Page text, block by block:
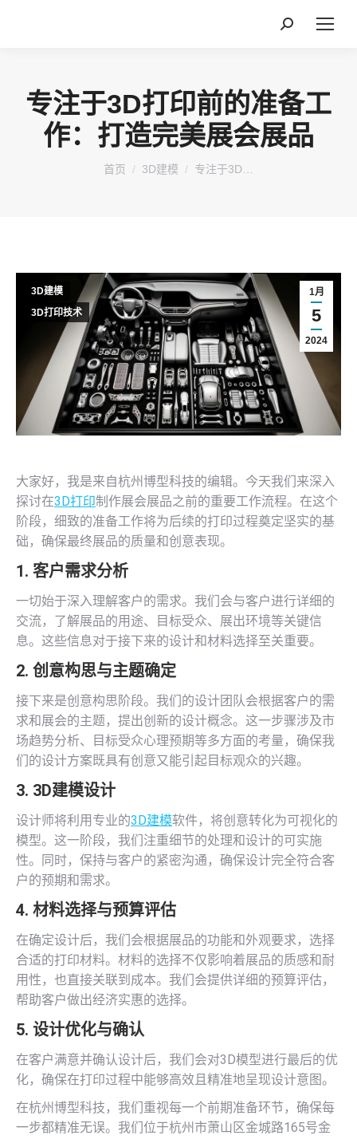
搜
专注于3D打印前的准备工
作：打造完美展会展品
您在这里：
首页 3D建模 专注于3D…
1月
5
2024
3D建模
3D打印技术
大家好，我是来自杭州博型科技的编辑。今天我们来深入
探讨在3D打印制作展会展品之前的重要工作流程。在这个
阶段，细致的准备工作将为后续的打印过程奠定坚实的基
础，确保最终展品的质量和创意表现。
1. 客户需求分析
一切始于深入理解客户的需求。我们会与客户进行详细的
交流，了解展品的用途、目标受众、展出环境等关键信
息。这些信息对于接下来的设计和材料选择至关重要。
2. 创意构思与主题确定
接下来是创意构思阶段。我们的设计团队会根据客户的需
求和展会的主题，提出创新的设计概念。这一步骤涉及市
场趋势分析、目标受众心理预期等多方面的考量，确保我
们的设计方案既具有创意又能引起目标观众的兴趣。
3. 3D建模设计
设计师将利用专业的3D建模软件，将创意转化为可视化的
模型。这一阶段，我们注重细节的处理和设计的可实施
性。同时，保持与客户的紧密沟通，确保设计完全符合客
户的预期和需求。
4. 材料选择与预算评估
在确定设计后，我们会根据展品的功能和外观要求，选择
合适的打印材料。材料的选择不仅影响着展品的质感和耐
用性，也直接关联到成本。我们会提供详细的预算评估，
帮助客户做出经济实惠的选择。
5. 设计优化与确认
在客户满意并确认设计后，我们会对3D模型进行最后的优
化，确保在打印过程中能够高效且精准地呈现设计意图。
在杭州博型科技，我们重视每一个前期准备环节，确保每
一步都精准无误。我们位于杭州市萧山区金城路165号金